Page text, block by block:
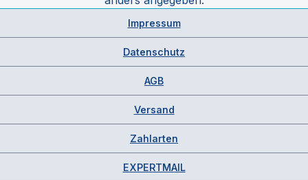
Impressum
Datenschutz
AGB
Versand
Zahlarten
EXPERTMAIL